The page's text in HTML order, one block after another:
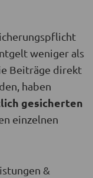
weniger als
Beiträge direkt
haben
gesicherten
einzelnen
&